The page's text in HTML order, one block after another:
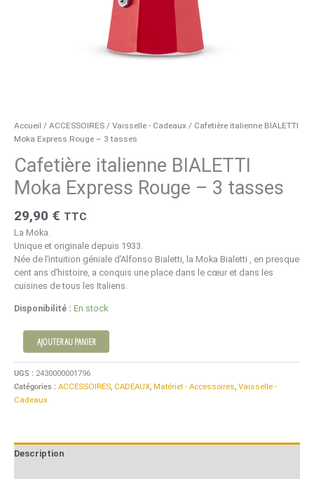
Accueil / ACCESSOIRES / Vaisselle - Cadeaux / Cafetière italienne BIALETTI
Moka Express Rouge – 3 tasses
Cafetière italienne BIALETTI
Moka Express Rouge – 3 tasses
29,90 € TTC
La Moka.
Unique et originale depuis 1933.
Née de l’intuition géniale d’Alfonso Bialetti, la Moka Bialetti , en presque
cent ans d’histoire, a conquis une place dans le cœur et dans les
cuisines de tous les Italiens.
Disponibilité : En stock
AJOUTER AU PANIER
UGS : 2430000001796
Catégories : ACCESSOIRES, CADEAUX, Matériel - Accessoires, Vaisselle -
Cadeaux
Description